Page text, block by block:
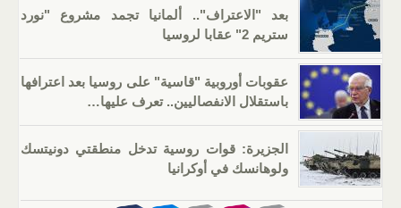
بعد "الاعتراف".. ألمانيا تجمد مشروع "نورد
ستريم 2" عقابا لروسيا
عقوبات أوروبية "قاسية" على روسيا بعد اعترافها
باستقلال الانفصاليين.. تعرف عليها…
الجزيرة: قوات روسية تدخل منطقتي دونيتسك
ولوهانسك في أوكرانيا